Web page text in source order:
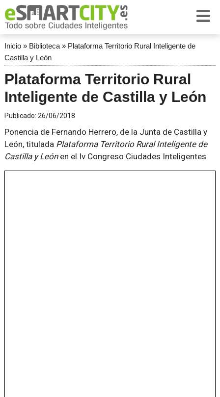
Inicio» Biblioteca» Plataforma Territorio Rural Inteligente de
Castilla y León
Plataforma Territorio Rural
Inteligente de Castilla y León
Publicado: 26/06/2018
Ponencia de Fernando Herrero, de la Junta de Castilla y
León, titulada Plataforma Territorio Rural Inteligente de
Castilla y Leónen el Iv Congreso Ciudades Inteligentes.